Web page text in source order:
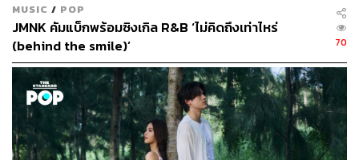
MUSIC / POP
JMNK คัมแบ็กพร้อมซิงเกิล R&B ‘ไม่คิดถึงเท่าไหร่
(behind the smile)’
70